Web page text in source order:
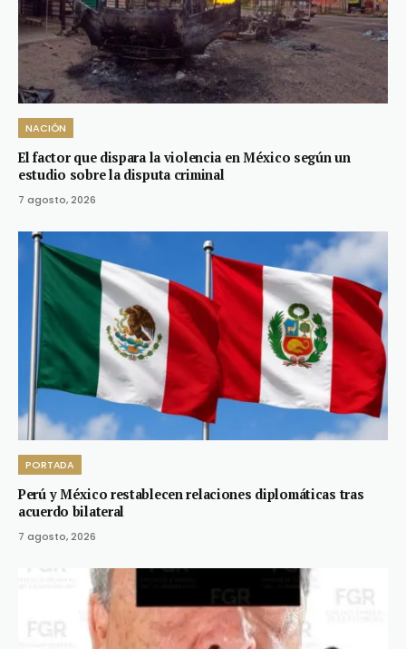
NACIÓN
El factor que dispara la violencia en México según un
estudio sobre la disputa criminal
7 agosto, 2026
PORTADA
Perú y México restablecen relaciones diplomáticas tras
acuerdo bilateral
7 agosto, 2026